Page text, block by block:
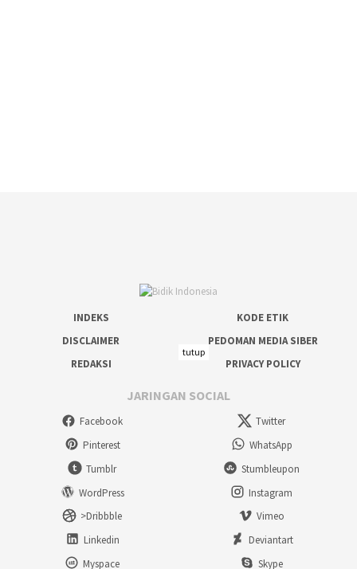
INDEKS
KODE ETIK
DISCLAIMER
PEDOMAN MEDIA SIBER
REDAKSI
PRIVACY POLICY
JARINGAN SOCIAL
Facebook
Twitter
Pinterest
WhatsApp
Tumblr
Stumbleupon
WordPress
Instagram
>Dribbble
Vimeo
Linkedin
Deviantart
Myspace
Skype
tutup